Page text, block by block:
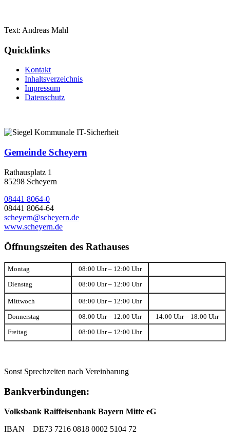
Text: Andreas Mahl
Quicklinks
Kontakt
Inhaltsverzeichnis
Impressum
Datenschutz
Gemeinde Scheyern
Rathausplatz 1
85298 Scheyern
08441 8064-0
08441 8064-64
scheyern@scheyern.de
www.scheyern.de
Öffnungszeiten des Rathauses
Montag 08:00 Uhr – 12:00 Uhr
Dienstag 08:00 Uhr – 12:00 Uhr
Mittwoch 08:00 Uhr – 12:00 Uhr
Donnerstag 08:00 Uhr – 12:00 Uhr 14:00 Uhr – 18:00 Uhr
Freitag 08:00 Uhr – 12:00 Uhr
Sonst Sprechzeiten nach Vereinbarung
Bankverbindungen:
Volksbank Raiffeisenbank Bayern Mitte eG
IBAN DE73 7216 0818 0002 5104 72